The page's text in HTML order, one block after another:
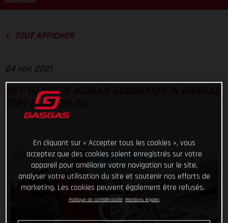
TOUT AFFICHER
24 nov. 2021
GET TO KNOW ADRIAN GUGGEMOS IN GASGAS
DIRT EPISODE SIX
En cliquant sur « Accepter tous les cookies », vous
acceptez que des cookies soient enregistrés sur votre
appareil pour améliorer votre navigation sur le site,
analyser votre utilisation du site et soutenir nos efforts de
marketing. Les cookies peuvent également être refusés.
Politique de confidentialité Mentions légales